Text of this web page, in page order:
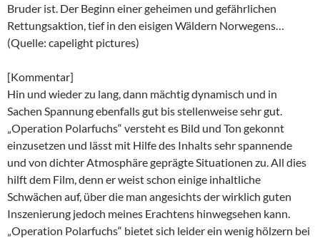
Bruder ist. Der Beginn einer geheimen und gefährlichen
Rettungsaktion, tief in den eisigen Wäldern Norwegens…
(Quelle: capelight pictures)
[Kommentar]
Hin und wieder zu lang, dann mächtig dynamisch und in
Sachen Spannung ebenfalls gut bis stellenweise sehr gut.
„Operation Polarfuchs“ versteht es Bild und Ton gekonnt
einzusetzen und lässt mit Hilfe des Inhalts sehr spannende
und von dichter Atmosphäre geprägte Situationen zu. All dies
hilft dem Film, denn er weist schon einige inhaltliche
Schwächen auf, über die man angesichts der wirklich guten
Inszenierung jedoch meines Erachtens hinwegsehen kann.
„Operation Polarfuchs“ bietet sich leider ein wenig hölzern bei